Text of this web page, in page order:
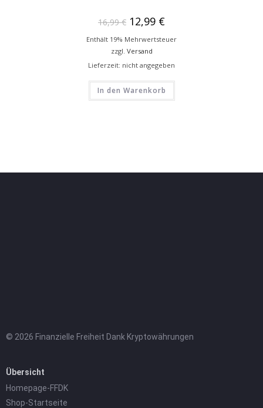
16,99€ 12,99 €
Enthält 19% Mehrwertsteuer
zzgl. Versand
Lieferzeit: nicht angegeben
In den Warenkorb
© 2026 Finanzielle Freiheit Dank Kryptowährungen
Übersicht
Homepage-FFDK
Shop-Startseite